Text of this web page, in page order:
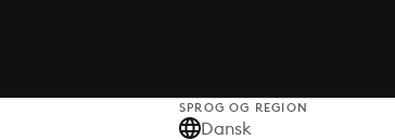
SPROG OG REGION
Dansk